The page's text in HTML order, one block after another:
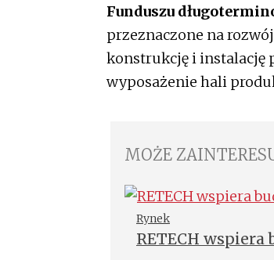
Funduszu
przeznaczone na
konstrukcję i instalację
wyposażenie hali
MOŻE
Rynek
RETECH